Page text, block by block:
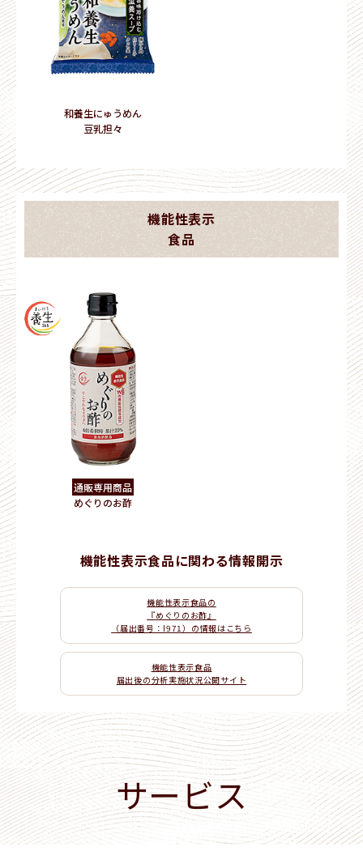
和養生にゅうめん
豆乳担々
機能性表示
食品
通販専用商品
めぐりのお酢
機能性表示食品に関わる情報開示
機能性表示食品の
『めぐりのお酢』
（届出番号：I971）の情報はこちら
機能性表示食品
届出後の分析実施状況公開サイト
サービス